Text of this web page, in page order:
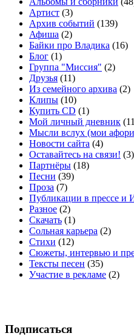
Артист (3)
Архив событий (139)
Афиша (2)
Байки про Владика (16)
Блог (1)
Группа "Миссия" (2)
Друзья (11)
Из семейного архива (2)
Клипы (10)
Купить CD (1)
Мой личный дневник
Мысли вслух (мои
Новости сайта (4)
Оставайтесь на связи! (3)
Партнёры (18)
Песни (39)
Проза (7)
Публикации в прессе и
Разное (2)
Скачать (1)
Сольная карьера (2)
Стихи (12)
Сюжеты, интервью и
Тексты песен (35)
Участие в рекламе (2)
Подписаться